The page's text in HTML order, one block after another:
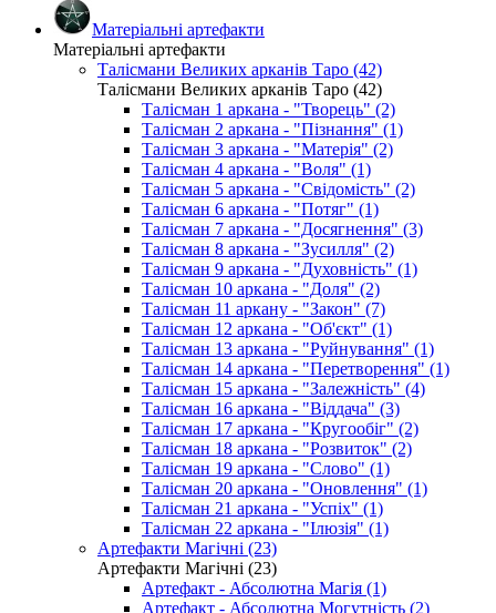
Матеріальні артефакти
Матеріальні артефакти
Талісмани Великих арканів Таро (42)
Талісмани Великих арканів Таро (42)
Талісман 1 аркана - "Творець" (2)
Талісман 2 аркана - "Пізнання" (1)
Талісман 3 аркана - "Матерія" (2)
Талісман 4 аркана - "Воля" (1)
Талісман 5 аркана - "Свідомість" (2)
Талісман 6 аркана - "Потяг" (1)
Талісман 7 аркана - "Досягнення" (3)
Талісман 8 аркана - "Зусилля" (2)
Талісман 9 аркана - "Духовність" (1)
Талісман 10 аркана - "Доля" (2)
Талісман 11 аркану - "Закон" (7)
Талісман 12 аркана - "Об'єкт" (1)
Талісман 13 аркана - "Руйнування" (1)
Талісман 14 аркана - "Перетворення" (1)
Талісман 15 аркана - "Залежність" (4)
Талісман 16 аркана - "Віддача" (3)
Талісман 17 аркана - "Кругообіг" (2)
Талісман 18 аркана - "Розвиток" (2)
Талісман 19 аркана - "Слово" (1)
Талісман 20 аркана - "Оновлення" (1)
Талісман 21 аркана - "Успіх" (1)
Талісман 22 аркана - "Ілюзія" (1)
Артефакти Магічні (23)
Артефакти Магічні (23)
Артефакт - Абсолютна Магія (1)
Артефакт - Абсолютна Могутність (2)